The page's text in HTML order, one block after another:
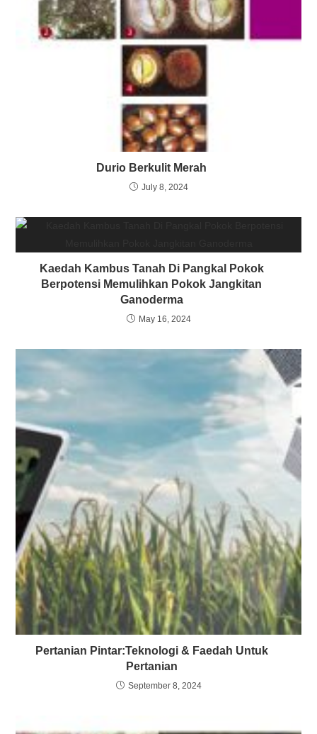
Durio Berkulit Merah
July 8, 2024
Kaedah Kambus Tanah Di Pangkal Pokok
Berpotensi Memulihkan Pokok Jangkitan
Ganoderma
May 16, 2024
Pertanian Pintar:Teknologi & Faedah Untuk
Pertanian
September 8, 2024